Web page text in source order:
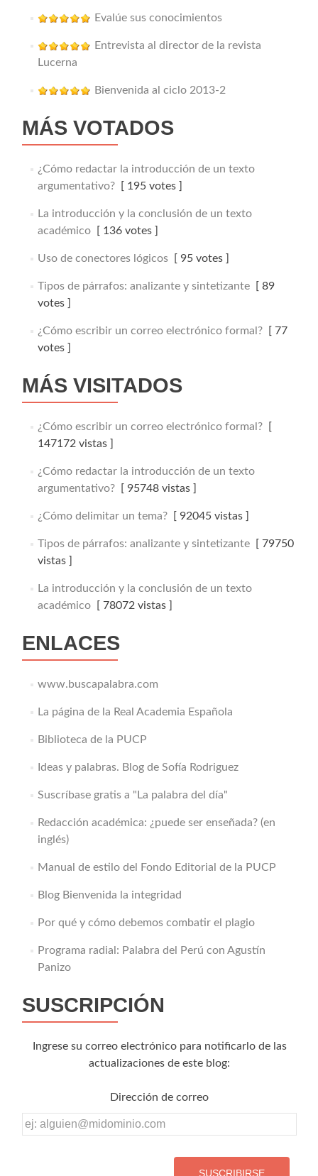
Evalúe sus conocimientos
Entrevista al director de la revista
Lucerna
Bienvenida al ciclo 2013-2
MÁS VOTADOS
¿Cómo redactar la introducción de un texto
argumentativo?[ 195 votes ]
La introducción y la conclusión de un texto
académico[ 136 votes ]
Uso de conectores lógicos[ 95 votes ]
Tipos de párrafos: analizante y sintetizante[ 89
votes ]
¿Cómo escribir un correo electrónico formal?[ 77
votes ]
MÁS VISITADOS
¿Cómo escribir un correo electrónico formal?[
147172 vistas ]
¿Cómo redactar la introducción de un texto
argumentativo?[ 95748 vistas ]
¿Cómo delimitar un tema?[ 92045 vistas ]
Tipos de párrafos: analizante y sintetizante[ 79750
vistas ]
La introducción y la conclusión de un texto
académico[ 78072 vistas ]
ENLACES
www.buscapalabra.com
La página de la Real Academia Española
Biblioteca de la PUCP
Ideas y palabras. Blog de Sofía Rodriguez
Suscríbase gratis a "La palabra del día"
Redacción académica: ¿puede ser enseñada? (en
inglés)
Manual de estilo del Fondo Editorial de la PUCP
Blog Bienvenida la integridad
Por qué y cómo debemos combatir el plagio
Programa radial: Palabra del Perú con Agustín
Panizo
SUSCRIPCIÓN
Ingrese su correo electrónico para notificarlo de las
actualizaciones de este blog:
Dirección de correo
Dirección
de
correo